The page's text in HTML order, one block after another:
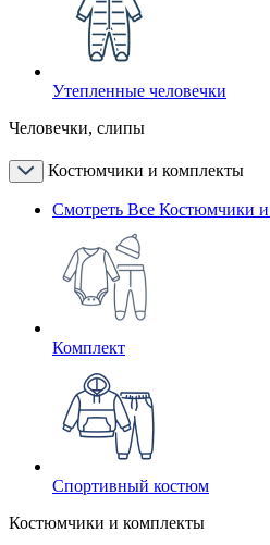
Утепленные человечки
Человечки, слипы
Костюмчики и комплекты
Смотреть Все Костюмчики
Комплект
Спортивный костюм
Костюмчики и комплекты